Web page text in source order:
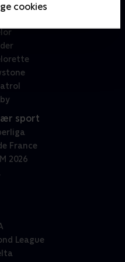
cookies
sport
France
2026
League